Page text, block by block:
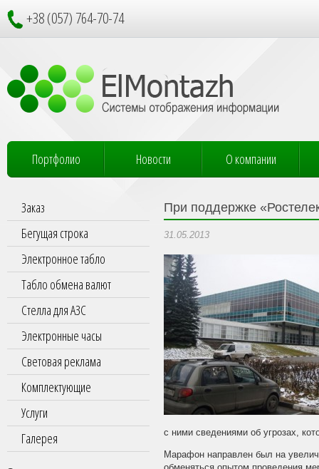
+38 (057) 764-70-74
Портфолио Новости О компании
Заказ
Бегущая строка
Электронное табло
Табло обмена валют
Стелла для АЗС
Электронные часы
Световая реклама
Комплектующие
Услуги
Галерея
При поддержке
31.05.2013
с ними сведениями об угрозах,
Марафон направлен был на